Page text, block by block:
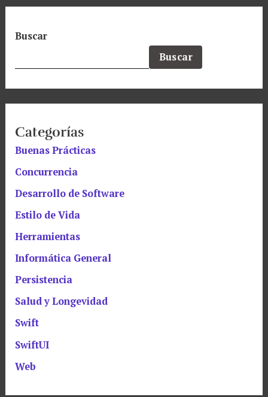
Buscar
Buscar
Categorías
Buenas Prácticas
Concurrencia
Desarrollo de Software
Estilo de Vida
Herramientas
Informática General
Persistencia
Salud y Longevidad
Swift
SwiftUI
Web